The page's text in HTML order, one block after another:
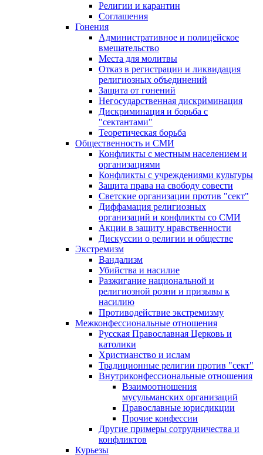
Религии и карантин
Соглашения
Гонения
Административное и полицейское
вмешательство
Места для молитвы
Отказ в регистрации и ликвидация
религиозных объединений
Защита от гонений
Негосударственная дискриминация
Дискриминация и борьба с
"сектантами"
Теоретическая борьба
Общественность и СМИ
Конфликты с местным населением и
организациями
Конфликты с учреждениями культуры
Защита права на свободу совести
Светские организации против "сект"
Диффамация религиозных
организаций и конфликты со СМИ
Акции в защиту нравственности
Дискуссии о религии и обществе
Экстремизм
Вандализм
Убийства и насилие
Разжигание национальной и
религиозной розни и призывы к
насилию
Противодействие экстремизму
Межконфессиональные отношения
Русская Православная Церковь и
католики
Христианство и ислам
Традиционные религии против "сект"
Внутриконфессиональные отношения
Взаимоотношения
мусульманских организаций
Православные юрисдикции
Прочие конфессии
Другие примеры сотрудничества и
конфликтов
Курьезы